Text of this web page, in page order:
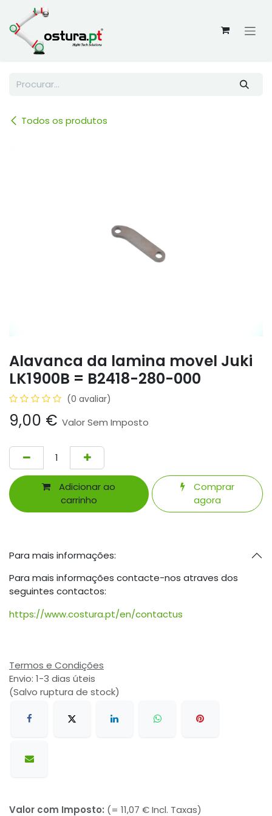
Skip to Content
Todos os produtos
Alavanca da lamina movel Juki
LK1900B = B2418-280-000
(0 avaliar)
9,00 € Valor Sem Imposto
Adicionar ao
carrinho
Comprar
agora
Para mais informações:
Para mais informações contacte-nos atraves dos
seguintes contactos:
https://www.costura.pt/en/contactus
Termos e Condições
Envio: 1-3 dias úteis
(Salvo ruptura de stock)
Valor com Imposto: (= 11,07 € Incl. Taxas)